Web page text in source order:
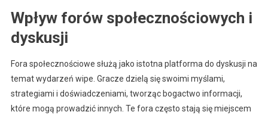
Wpływ forów społecznościowych i
dyskusji
Fora społecznościowe służą jako istotna platforma do dyskusji na
temat wydarzeń wipe. Gracze dzielą się swoimi myślami,
strategiami i doświadczeniami, tworząc bogactwo informacji,
które mogą prowadzić innych. Te fora często stają się miejscem